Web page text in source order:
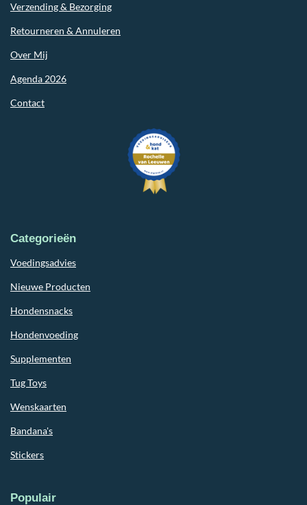
Verzending & Bezorging
Retourneren & Annuleren
Over Mij
Agenda 2026
Contact
Categorieën
Voedingsadvies
Nieuwe Producten
Hondensnacks
Hondenvoeding
Supplementen
Tug Toys
Wenskaarten
Bandana's
Stickers
Populair